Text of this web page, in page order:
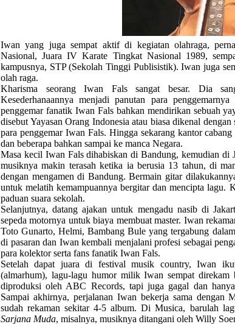
Iwan yang juga sempat aktif di kegiatan olahraga,
Nasional, Juara IV Karate Tingkat Nasional 1989,
kampusnya, STP (Sekolah Tinggi Publisistik). Iwan juga
olah raga.
Kharisma seorang Iwan Fals sangat besar. Dia
Kesederhanaannya menjadi panutan para
penggemar fanatik Iwan Fals bahkan mendirikan sebuah
disebut Yayasan Orang Indonesia atau biasa dikenal
para penggemar Iwan Fals. Hingga sekarang kantor
dan beberapa bahkan sampai ke manca Negara.
Masa kecil Iwan Fals dihabiskan di Bandung, kemudian di
musiknya makin terasah ketika ia berusia 13 tahun, di
dengan mengamen di Bandung. Bermain gitar
untuk melatih kemampuannya bergitar dan mencipta lagu.
paduan suara sekolah.
Selanjutnya, datang ajakan untuk mengadu nasib di
sepeda motornya untuk biaya membuat master. Iwan
Toto Gunarto, Helmi, Bambang Bule yang tergabung dalam
di pasaran dan Iwan kembali menjalani profesi sebagai
para kolektor serta fans fanatik Iwan Fals.
Setelah dapat juara di festival musik country, Iwan
(almarhum), lagu-lagu humor milik Iwan sempat
diproduksi oleh ABC Records, tapi juga gagal dan
Sampai akhirnya, perjalanan Iwan bekerja sama dengan
sudah rekaman sekitar 4-5 album. Di Musica, barulah
Sarjana Muda, misalnya, musiknya ditangani oleh Willy